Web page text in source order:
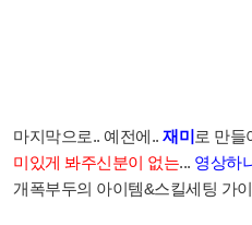
마지막으로.. 예전에.. 재미로 만들
미있게 봐주신분이 없는... 영상하
개폭부두의 아이템&스킬세팅 가